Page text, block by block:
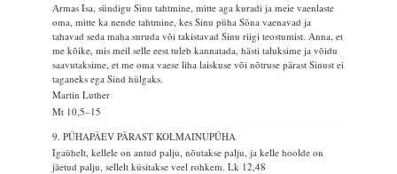
Armas Isa, sündigu Sinu tahtmine, mitte aga kuradi ja meie vaenlaste
oma, mitte ka nende tahtmine, kes Sinu püha Sõna vaenavad ja
tahavad seda maha suruda või takistavad Sinu riigi teostumist. Anna, et
me kõike, mis meil selle eest tuleb kannatada, hästi taluksime ja võidu
saavutaksime, et me oma vaese liha laiskuse või nõtruse pärast Sinust ei
taganeks ega Sind hülgaks.
Martin Luther
Mt 10,5–15
9. PÜHAPÄEV PÄRAST KOLMAINUPÜHA
Igaühelt, kellele on antud palju, nõutakse palju, ja kelle hoolde on
jäetud palju, sellelt küsitakse veel rohkem.Lk 12,48